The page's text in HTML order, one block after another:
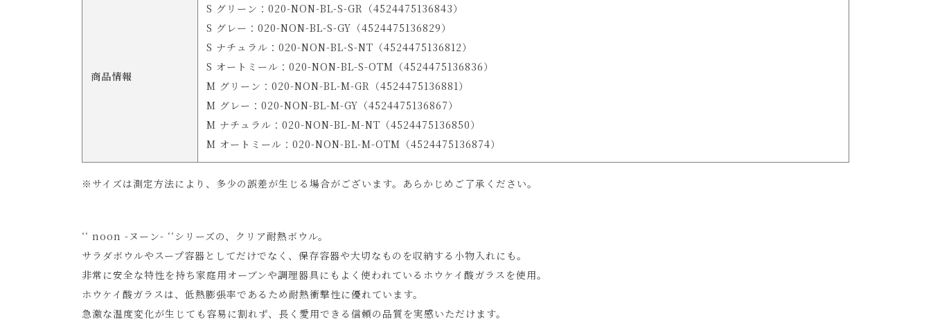
商品情報
S グリーン：020-NON-BL-S-GR（4524475136843）
S グレー：020-NON-BL-S-GY（4524475136829）
S ナチュラル：020-NON-BL-S-NT（4524475136812）
S オートミール：020-NON-BL-S-OTM（4524475136836）
M グリーン：020-NON-BL-M-GR（4524475136881）
M グレー：020-NON-BL-M-GY（4524475136867）
M ナチュラル：020-NON-BL-M-NT（4524475136850）
M オートミール：020-NON-BL-M-OTM（4524475136874）
※サイズは測定方法により、多少の誤差が生じる場合がございます。あらかじめご了承ください。
‘‘ noon -ヌーン- ‘‘シリーズの、クリア耐熱ボウル。
サラダボウルやスープ容器としてだけでなく、保存容器や大切なものを収納する小物入れにも。
非常に安全な特性を持ち家庭用オーブンや調理器具にもよく使われているホウケイ酸ガラスを使用。
ホウケイ酸ガラスは、低熱膨張率であるため耐熱衝撃性に優れています。
急激な温度変化が生じても容易に割れず、長く愛用できる信頼の品質を実感いただけます。